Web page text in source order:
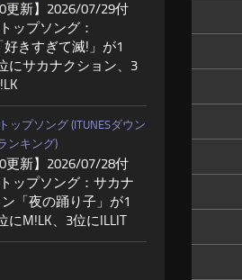
更新】2026/07/29付
ップソング：
好きすぎて滅!」が1
にサカナクション、3
ップソング (ITUNESダウン
ンキング)
更新】2026/07/28付
ップソング：サカナ
「夜の踊り子」が1
にM!LK、3位にILLIT